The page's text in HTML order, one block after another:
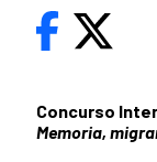
Concurso
Memoria,